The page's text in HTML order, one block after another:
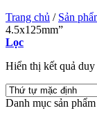
Trang chủ / Sản
4.5x125mm”
Lọc
Hiển thị kết quả duy
Danh mục sản phẩm